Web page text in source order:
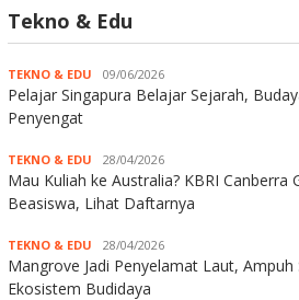
Tekno & Edu
TEKNO & EDU 09/06/2026
Pelajar Singapura Belajar Sejarah,
Penyengat
TEKNO & EDU 28/04/2026
Mau Kuliah ke Australia? KBRI Canberra
Beasiswa, Lihat Daftarnya
TEKNO & EDU 28/04/2026
Mangrove Jadi Penyelamat Laut, Ampuh
Ekosistem Budidaya